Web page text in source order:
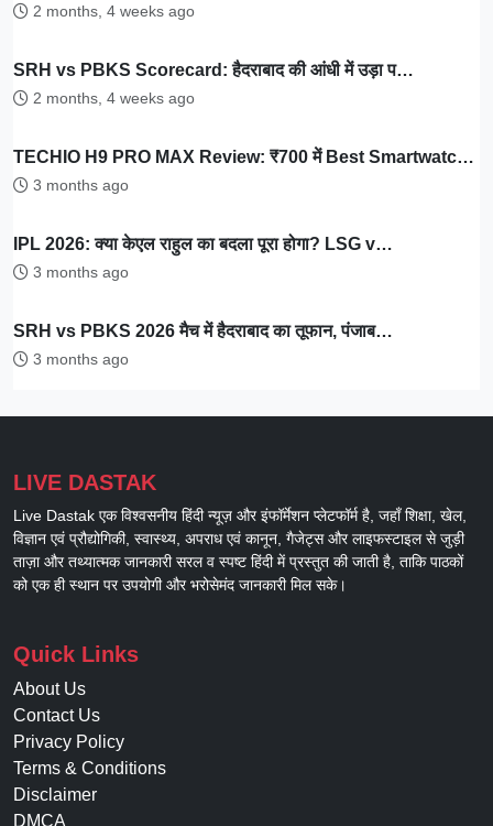
2 months, 4 weeks ago
SRH vs PBKS Scorecard: हैदराबाद की आंधी में उड़ा प…
2 months, 4 weeks ago
TECHIO H9 PRO MAX Review: ₹700 में Best Smartwatc…
3 months ago
IPL 2026: क्या केएल राहुल का बदला पूरा होगा? LSG v…
3 months ago
SRH vs PBKS 2026 मैच में हैदराबाद का तूफान, पंजाब…
3 months ago
LIVE DASTAK
Live Dastak एक विश्वसनीय हिंदी न्यूज़ और इंफॉर्मेशन प्लेटफॉर्म है, जहाँ शिक्षा, खेल,
विज्ञान एवं प्रौद्योगिकी, स्वास्थ्य, अपराध एवं कानून, गैजेट्स और लाइफस्टाइल से जुड़ी
ताज़ा और तथ्यात्मक जानकारी सरल व स्पष्ट हिंदी में प्रस्तुत की जाती है, ताकि पाठकों
को एक ही स्थान पर उपयोगी और भरोसेमंद जानकारी मिल सके।
Quick Links
About Us
Contact Us
Privacy Policy
Terms & Conditions
Disclaimer
DMCA